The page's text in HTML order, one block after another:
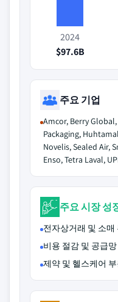
2024
$97.6B
주요 기업
Amcor, Berry
Packaging,
Novelis, Sealed Air,
Enso, Tetra Laval,
주요 시장 성
전자상거래 및 소매
비용 절감 및 공급
제약 및 헬스케어